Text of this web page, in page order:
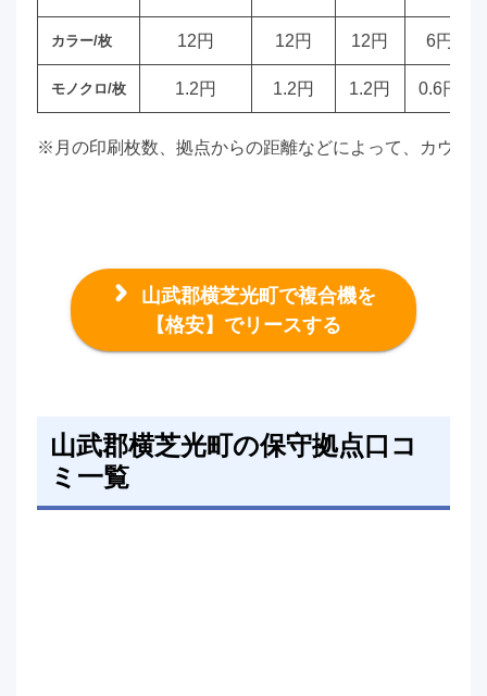
カラー/枚 12円 12円 12円 6円
モノクロ/枚 1.2円 1.2円 1.2円 0.6円
※月の印刷枚数、拠点からの距離などによって、カウン
山武郡横芝光町で複合機を
【格安】でリースする
山武郡横芝光町の保守拠点口コ
ミ一覧